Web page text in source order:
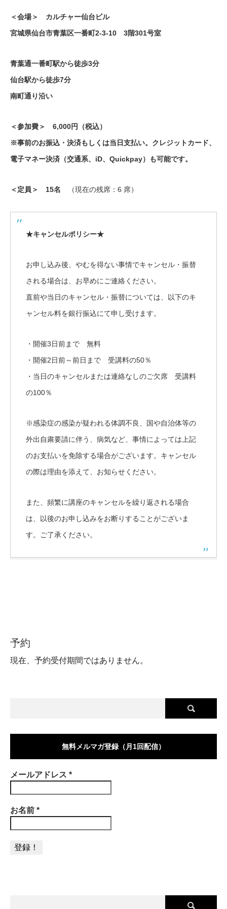
＜会場＞
カルチャー仙台ビル
宮城県仙台市青葉区一番町2-3-10 3階301号室
青葉通一番町駅から徒歩3分
仙台駅から徒歩7分
南町通り沿い
＜参加費＞ 6,000円（税込）
※事前のお振込・決済もしくは当日支払い。クレジットカード、
電子マネー決済（交通系、iD、Quickpay）も可能です。
＜定員＞ 15名 （現在の残席：6 席）
★キャンセルポリシー★
お申し込み後、やむを得ない事情でキャンセル・振替
される場合は、お早めにご連絡ください。
直前や当日のキャンセル・振替については、以下のキ
ャンセル料を銀行振込にて申し受けます。
・開催3日前まで 無料
・開催2日前～前日まで 受講料の50％
・当日のキャンセルまたは連絡なしのご欠席 受講料
の100％
※感染症の感染が疑われる体調不良、国や自治体等の
外出自粛要請に伴う、病気など、事情によっては上記
のお支払いを免除する場合がございます。キャンセル
の際は理由を添えて、お知らせください。
また、頻繁に講座のキャンセルを繰り返される場合
は、以後のお申し込みをお断りすることがございま
す。ご了承ください。
予約
現在、予約受付期間ではありません。
無料メルマガ登録（月1回配信）
メールアドレス *
お名前 *